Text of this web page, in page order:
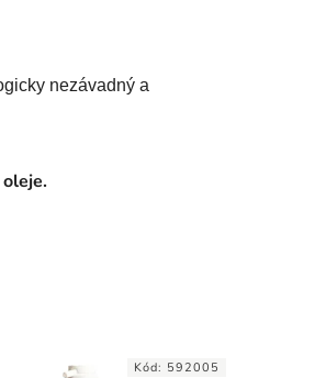
nezávadný a
Kód: 592005